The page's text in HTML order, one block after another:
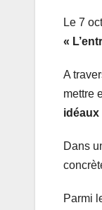
Le 7
«
A
mettre
Dans
Parmi